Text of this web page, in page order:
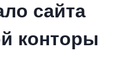
сайта
конторы